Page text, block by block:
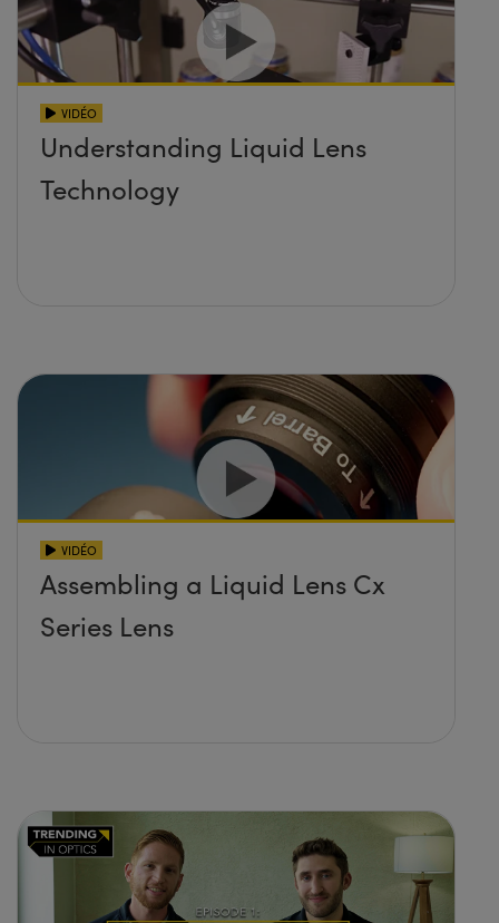
VIDÉO
Understanding Liquid Lens
Technology
VIDÉO
Assembling a Liquid Lens Cx
Series Lens